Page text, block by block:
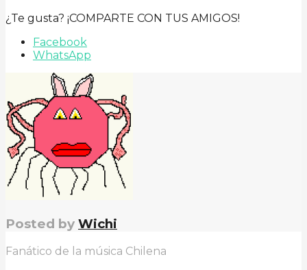
¿Te gusta? ¡COMPARTE CON TUS AMIGOS!
Facebook
WhatsApp
Posted by Wichi
Fanático de la música Chilena